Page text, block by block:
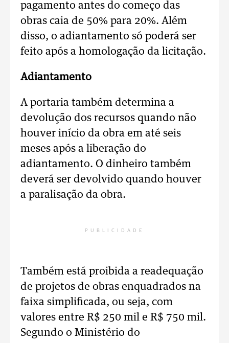
pagamento antes do começo das
obras caia de 50% para 20%. Além
disso, o adiantamento só poderá ser
feito após a homologação da licitação.
Adiantamento
A portaria também determina a
devolução dos recursos quando não
houver início da obra em até seis
meses após a liberação do
adiantamento. O dinheiro também
deverá ser devolvido quando houver
a paralisação da obra.
PUBLICIDADE
Também está proibida a readequação
de projetos de obras enquadrados na
faixa simplificada, ou seja, com
valores entre R$ 250 mil e R$ 750 mil.
Segundo o Ministério do